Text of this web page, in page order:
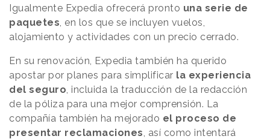
Igualmente Expedia ofrecerá pronto una serie de
paquetes, en los que se incluyen vuelos,
alojamiento y actividades con un precio cerrado.
En su renovación, Expedia también ha querido
apostar por planes para simplificar la experiencia
del seguro, incluida la traducción de la redacción
de la póliza para una mejor comprensión. La
compañía también ha mejorado el proceso de
presentar reclamaciones, así como intentará